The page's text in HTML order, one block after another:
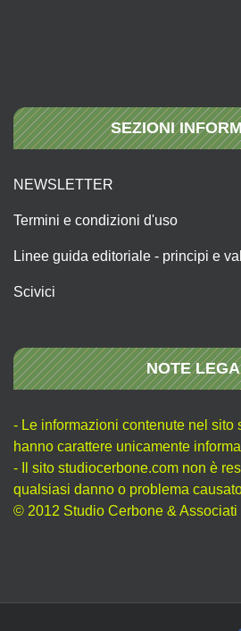
SEZIONI
NEWSLETTER
Termini e condizioni d'uso
Linee guida editoriale - principi e
Scivici
NOTE
- Le informazioni contenute nel sito
hanno carattere unicamente
- Il sito studiocerbone.com non è
qualsiasi danno o problema
© 2012 Studio Cerbone & Associati